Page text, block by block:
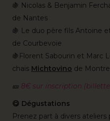
🍇 Nicolas & Benjamin
de Nantes
🍇 Le duo père fils Antoine
de Courbevoie
🍇Florent Sabourin et Marc
chais Michtovino de
🎫 8€ sur inscription
😋 Dégustations
Prenez part à divers